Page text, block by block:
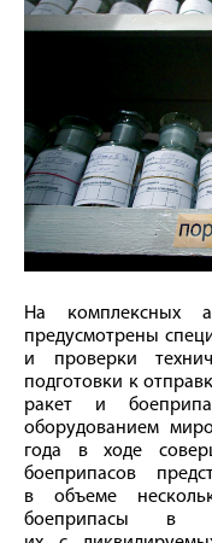
На комплексных
предусмотрены
и проверки
подготовки к
ракет и
оборудованием
года в ходе
боеприпасов
в объеме
боеприпасы в